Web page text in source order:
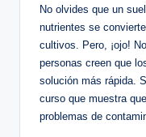
No olvides que un
nutrientes se
cultivos. Pero, ¡ojo!
personas creen que
solución más rápida.
curso que muestra
problemas de